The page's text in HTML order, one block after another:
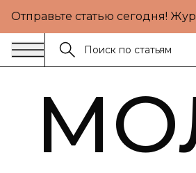
Отправьте статью сегодня!